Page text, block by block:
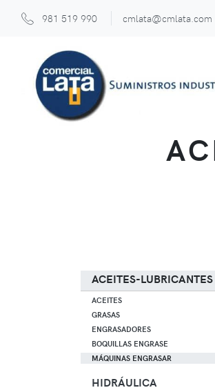
981 519 990 cmlata@cmlata.com
ACEITES-LUBRICANTES
ACEITES
GRASAS
ENGRASADORES
BOQUILLAS ENGRASE
MÁQUINAS ENGRASAR
HIDRÁULICA